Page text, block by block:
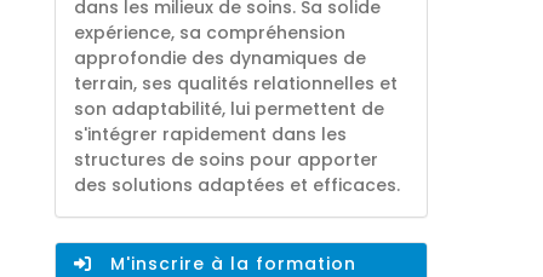
dans les milieux de soins. Sa solide
expérience, sa compréhension
approfondie des dynamiques de
terrain, ses qualités relationnelles et
son adaptabilité, lui permettent de
s'intégrer rapidement dans les
structures de soins pour apporter
des solutions adaptées et efficaces.
M'inscrire à la formation